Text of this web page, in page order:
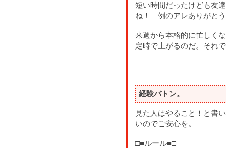
短い時間だったけども友
ね！ 例のアレありがと
来週から本格的に忙しく
定時で上がるのだ。それ
経験バトン。
見た人はやること！と書
いのでご安心を。
□■ルール■□